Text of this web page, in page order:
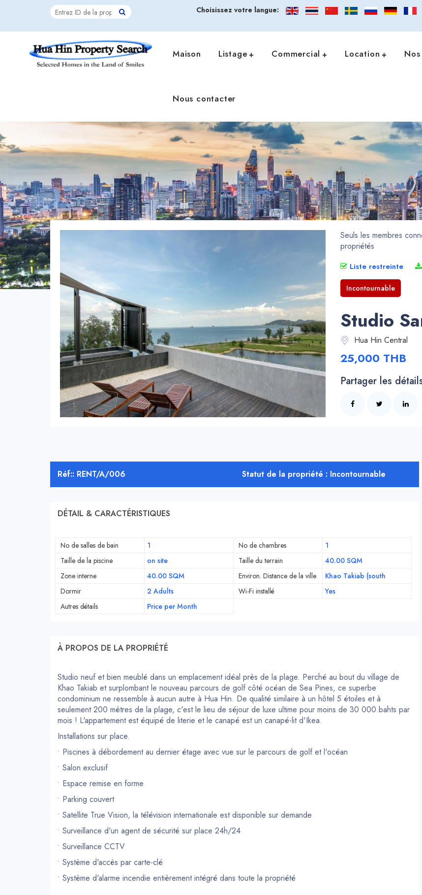
Choisissez votre langue:
Maison Listage Commercial Location
Nous contacter
Seuls les membres
propriétés
Liste restreinte
Incontournable
Studio
Hua Hin Central
25,000 THB
Partager les
Réf:: RENT/A/006 Statut de la propriété : Incontournable
DÉTAIL & CARACTÉRISTIQUES
No de salles de bain 1 No de chambres
1
Taille de la piscine
on site Taille du terrain
40.00 SQM
Zone interne
40.00 SQM Environ. Distance de la ville
Khao Takiab (south
Dormir
2 Adults Wi-Fi installé
Yes
Autres détails
Price per Month
À PROPOS DE LA PROPRIÉTÉ
Studio neuf et bien meublé dans un emplacement idéal près de la plage. Perché au bout du village de
Khao Takiab et surplombant le nouveau parcours de golf côté océan de Sea Pines, ce superbe
condominium ne ressemble à aucun autre à Hua Hin. De qualité similaire à un hôtel 5 étoiles et à
seulement 200 mètres de la plage, c'est le lieu de séjour de luxe ultime pour moins de 30 000 bahts par
mois ! L'appartement est équipé de literie et le canapé est un canapé-lit d'Ikea.
Installations sur place.
• Piscines à débordement au dernier étage avec vue sur le parcours de golf et l'océan
• Salon exclusif
• Espace remise en forme
• Parking couvert
• Satellite True Vision, la télévision internationale est disponible sur demande
• Surveillance d'un agent de sécurité sur place 24h/24
• Surveillance CCTV
• Système d'accès par carte-clé
• Système d'alarme incendie entièrement intégré dans toute la propriété